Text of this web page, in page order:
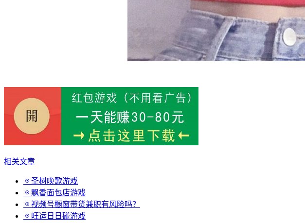
相关文章
圣树唤歌游戏
飘香面包店游戏
视频号橱窗带货兼职有风险吗？
旺运日日碰游戏